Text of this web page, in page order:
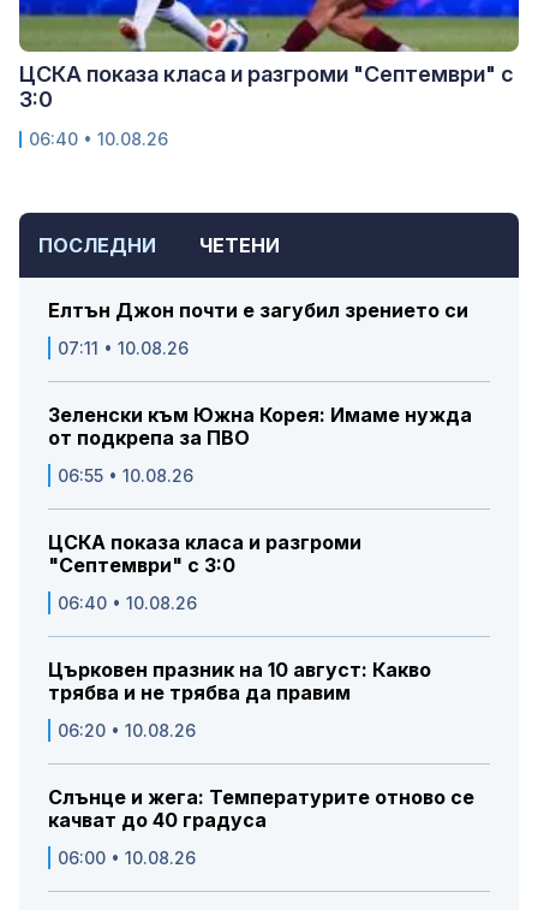
ПОСЛЕДНИ ЧЕТЕНИ
Елтън Джон почти е загубил зрението си
07:11 • 10.08.26
Зеленски към Южна Корея: Имаме нужда
от подкрепа за ПВО
06:55 • 10.08.26
ЦСКА показа класа и разгроми
"Септември" с 3:0
06:40 • 10.08.26
Църковен празник на 10 август: Какво
трябва и не трябва да правим
06:20 • 10.08.26
Слънце и жега: Температурите отново се
качват до 40 градуса
06:00 • 10.08.26
ЦСКА показа класа и разгроми "Септември" с
3:0
06:40 • 10.08.26